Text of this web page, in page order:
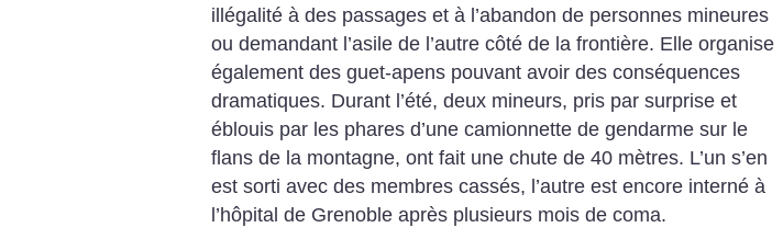
illégalité à des passages et à l’abandon de personnes mineures
ou demandant l’asile de l’autre côté de la frontière. Elle organise
également des guet-apens pouvant avoir des conséquences
dramatiques. Durant l’été, deux mineurs, pris par surprise et
éblouis par les phares d’une camionnette de gendarme sur le
flans de la montagne, ont fait une chute de 40 mètres. L’un s’en
est sorti avec des membres cassés, l’autre est encore interné à
l’hôpital de Grenoble après plusieurs mois de coma.